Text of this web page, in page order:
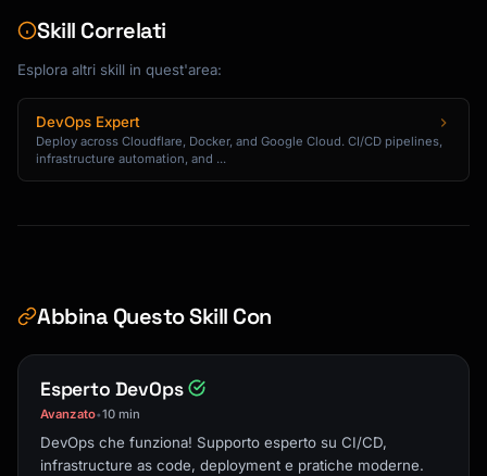
    healthcheck:
-d app"]
      interval: 5s
      timeout: 5s
      retries: 5
    image: redis:7-alpine
volumes:
```
### Development Override
```yaml
Skill Correlati
Esplora altri skill in quest'area:
DevOps Expert
Deploy across Cloudflare, Docker, and Google Cloud. CI/CD pipelines,
infrastructure automation, and ...
Abbina Questo Skill Con
Esperto DevOps
Avanzato•10 min
DevOps che funziona! Supporto esperto su CI/CD,
infrastructure as code, deployment e pratiche moderne.